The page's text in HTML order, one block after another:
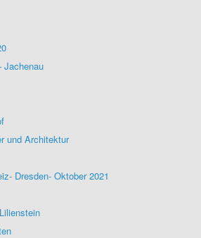
Jachenau
und Architektur
Dresden- Oktober 2021